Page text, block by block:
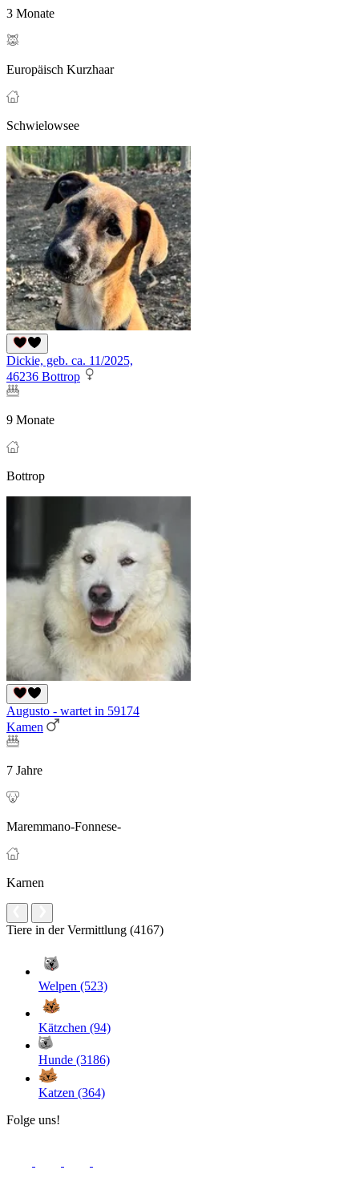
3 Monate
Europäisch Kurzhaar
Schwielowsee
Dickie, geb. ca. 11/2025,
46236 Bottrop
9 Monate
Bottrop
Augusto - wartet in 59174
Kamen
7 Jahre
Maremmano-Fonnese-
Karnen
Tiere in der Vermittlung (4167)
Welpen (523)
Kätzchen (94)
Hunde (3186)
Katzen (364)
Folge uns!